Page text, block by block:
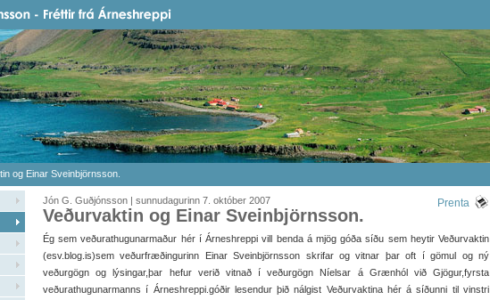
og Einar Sveinbjörnsson.
Jón G. Guðjónsson | sunnudagurinn 7. október 2007 Prenta
Veðurvaktin og Einar Sveinbjörnsson.
Ég sem veðurathugunarmaður hér í Árneshreppi vill benda á mjög góða síðu sem heytir Veðurvaktin
(esv.blog.is)sem veðurfræðingurinn Einar Sveinbjörnsson skrifar og vitnar þar oft í gömul og ný
veðurgögn og lýsingar,þar hefur verið vitnað í veðurgögn Níelsar á Grænhól við Gjögur,fyrsta
veðurathugunarmanns í Árneshreppi.góðir lesendur þið nálgist Veðurvaktina hér á síðunni til vinstri